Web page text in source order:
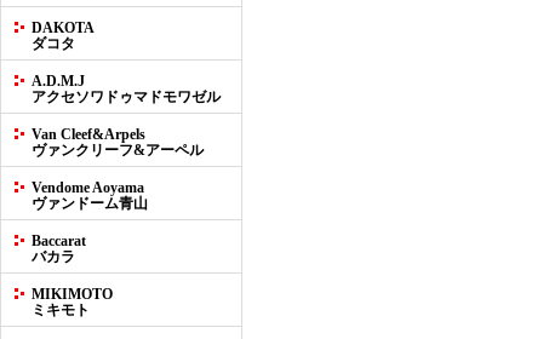
DAKOTA
ダコタ
A.D.M.J
アクセソワドゥマドモワゼル
Van Cleef&Arpels
ヴァンクリーフ&アーペル
Vendome Aoyama
ヴァンドーム青山
Baccarat
バカラ
MIKIMOTO
ミキモト